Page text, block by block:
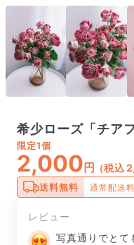
希少ローズ「チアフ
限定1個
2,000 円 （税込
送料無料 通常配送
レビュー
写真通りでとて